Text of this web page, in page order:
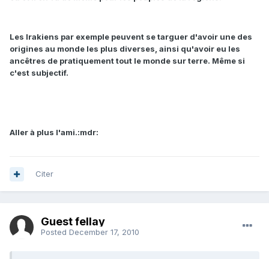
Les Irakiens par exemple peuvent se targuer d'avoir une des
origines au monde les plus diverses, ainsi qu'avoir eu les
ancêtres de pratiquement tout le monde sur terre. Même si
c'est subjectif.
Aller à plus l'ami.:mdr:
Citer
Guest fellay
Posted December 17, 2010